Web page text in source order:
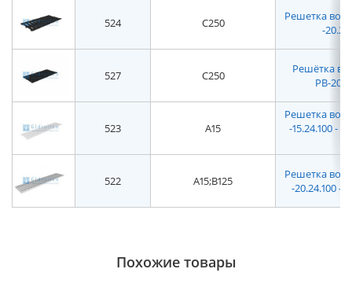
524 C250
Решетка
-
527 C250
Решётка
РВ-
523 A15
Решетка
-15.24.100 -
522 A15;B125
Решетка
-20.24.100 -
Похожие товары